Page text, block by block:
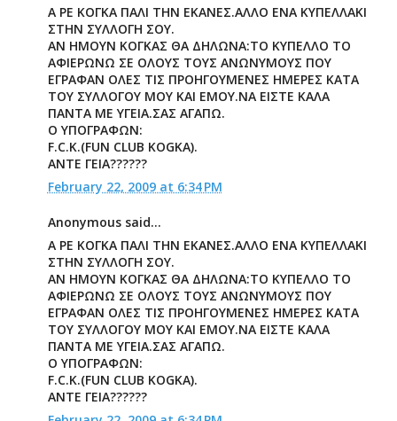
Α ΡΕ ΚΟΓΚΑ ΠΑΛΙ ΤΗΝ ΕΚΑΝΕΣ.ΑΛΛΟ ΕΝΑ ΚΥΠΕΛΛΑΚΙ
ΣΤΗΝ ΣΥΛΛΟΓΗ ΣΟΥ.
ΑΝ ΗΜΟΥΝ ΚΟΓΚΑΣ ΘΑ ΔΗΛΩΝΑ:ΤΟ ΚΥΠΕΛΛΟ ΤΟ
ΑΦΙΕΡΩΝΩ ΣΕ ΟΛΟΥΣ ΤΟΥΣ ΑΝΩΝΥΜΟΥΣ ΠΟΥ
ΕΓΡΑΦΑΝ ΟΛΕΣ ΤΙΣ ΠΡΟΗΓΟΥΜΕΝΕΣ ΗΜΕΡΕΣ ΚΑΤΑ
ΤΟΥ ΣΥΛΛΟΓΟΥ ΜΟΥ ΚΑΙ ΕΜΟΥ.ΝΑ ΕΙΣΤΕ ΚΑΛΑ
ΠΑΝΤΑ ΜΕ ΥΓΕΙΑ.ΣΑΣ ΑΓΑΠΩ.
Ο ΥΠΟΓΡΑΦΩΝ:
F.C.K.(FUN CLUB KOGKA).
ΑΝΤΕ ΓΕΙΑ??????
February 22, 2009 at 6:34 PM
Anonymous said...
Α ΡΕ ΚΟΓΚΑ ΠΑΛΙ ΤΗΝ ΕΚΑΝΕΣ.ΑΛΛΟ ΕΝΑ ΚΥΠΕΛΛΑΚΙ
ΣΤΗΝ ΣΥΛΛΟΓΗ ΣΟΥ.
ΑΝ ΗΜΟΥΝ ΚΟΓΚΑΣ ΘΑ ΔΗΛΩΝΑ:ΤΟ ΚΥΠΕΛΛΟ ΤΟ
ΑΦΙΕΡΩΝΩ ΣΕ ΟΛΟΥΣ ΤΟΥΣ ΑΝΩΝΥΜΟΥΣ ΠΟΥ
ΕΓΡΑΦΑΝ ΟΛΕΣ ΤΙΣ ΠΡΟΗΓΟΥΜΕΝΕΣ ΗΜΕΡΕΣ ΚΑΤΑ
ΤΟΥ ΣΥΛΛΟΓΟΥ ΜΟΥ ΚΑΙ ΕΜΟΥ.ΝΑ ΕΙΣΤΕ ΚΑΛΑ
ΠΑΝΤΑ ΜΕ ΥΓΕΙΑ.ΣΑΣ ΑΓΑΠΩ.
Ο ΥΠΟΓΡΑΦΩΝ:
F.C.K.(FUN CLUB KOGKA).
ΑΝΤΕ ΓΕΙΑ??????